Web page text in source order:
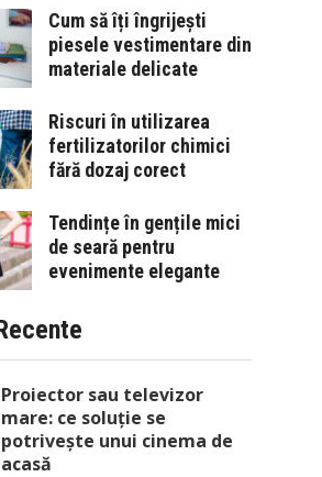
Cum să îți îngrijești
piesele vestimentare din
materiale delicate
Riscuri în utilizarea
fertilizatorilor chimici
fără dozaj corect
Tendințe în gențile mici
de seară pentru
evenimente elegante
Proiector sau televizor
mare: ce soluție se
potrivește unui cinema de
acasă